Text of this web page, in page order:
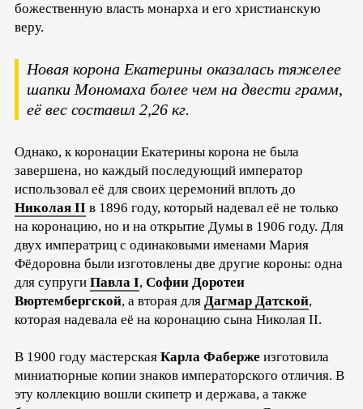
божественную власть монарха и его христианскую
веру.
Новая корона Екатерины оказалась тяжелее
шапки Мономаха более чем на двести грамм,
её вес составил 2,26 кг.
Однако, к коронации Екатерины корона не была
завершена, но каждый последующий император
использовал её для своих церемоний вплоть до
Николая II в 1896 году, который надевал её не только
на коронацию, но и на открытие Думы в 1906 году. Для
двух императриц с одинаковыми именами Мария
Фёдоровна были изготовлены две другие короны: одна
для супруги Павла I, Софии Доротеи
Вюртембергской, а вторая для Дагмар Датской,
которая надевала её на коронацию сына Николая II.
В 1900 году мастерская Карла Фаберже изготовила
миниатюрные копии знаков императорского отличия. В
эту коллекцию вошли скипетр и держава, а также